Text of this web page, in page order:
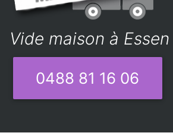
Vide maison à Essen
0488 81 16 06